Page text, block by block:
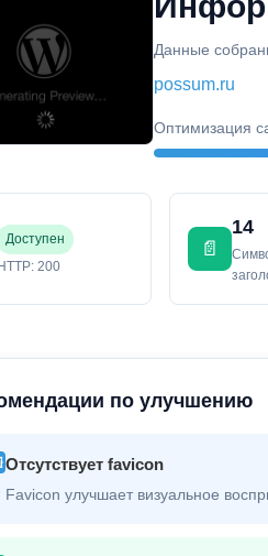
Данные
possum.ru
Оптимизация
Доступен
200
📄
14
по улучшению
Отсутствует favicon
Favicon улучшает визуальное